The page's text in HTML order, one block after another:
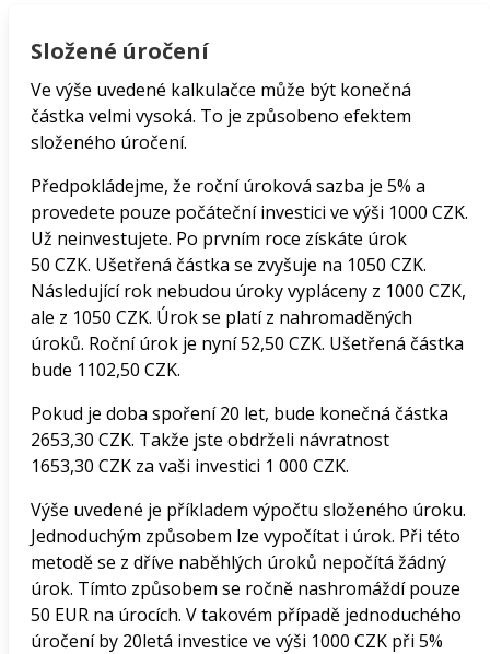
Složené úročení
Ve výše uvedené kalkulačce může být konečná
částka velmi vysoká. To je způsobeno efektem
složeného úročení.
Předpokládejme, že roční úroková sazba je 5% a
provedete pouze počáteční investici ve výši 1000 CZK.
Už neinvestujete. Po prvním roce získáte úrok
50 CZK. Ušetřená částka se zvyšuje na 1050 CZK.
Následující rok nebudou úroky vypláceny z 1000 CZK,
ale z 1050 CZK. Úrok se platí z nahromaděných
úroků. Roční úrok je nyní 52,50 CZK. Ušetřená částka
bude 1102,50 CZK.
Pokud je doba spoření 20 let, bude konečná částka
2653,30 CZK. Takže jste obdrželi návratnost
1653,30 CZK za vaši investici 1 000 CZK.
Výše uvedené je příkladem výpočtu složeného úroku.
Jednoduchým způsobem lze vypočítat i úrok. Při této
metodě se z dříve naběhlých úroků nepočítá žádný
úrok. Tímto způsobem se ročně nashromáždí pouze
50 EUR na úrocích. V takovém případě jednoduchého
úročení by 20letá investice ve výši 1000 CZK při 5%